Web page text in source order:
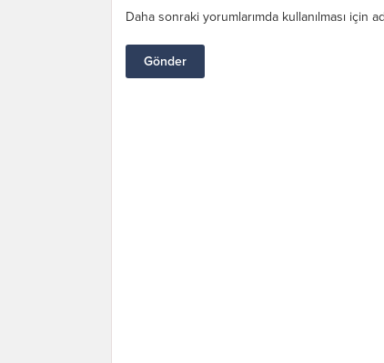
Daha sonraki yorumlarımda kullanılması için